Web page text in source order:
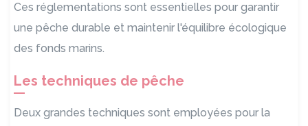
Ces réglementations sont essentielles pour garantir
une pêche durable et maintenir l'équilibre écologique
des fonds marins.
Les techniques de pêche
Deux grandes techniques sont employées pour la